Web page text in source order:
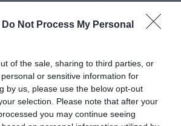
Do Not Process My Personal
of the sale, sharing to third parties, or
or sensitive information for
by us, please use the below opt-out
selection. Please note that after your
you may continue seeing
δίνει την ευκαιρία στο κοινό να
εικονογράφους, αφήνοντας τις
και χρώμα σε πραγματικό
η δράση αυτή θα αποτελέσει βάση
Ταυτόχρονα, το
και καλλιτέχνες να
τους μέσα από τον «τοίχο των